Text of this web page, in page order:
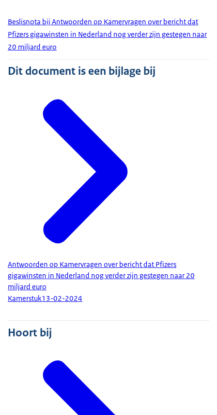
Beslisnota bij Antwoorden op Kamervragen over bericht dat
Pfizers gigawinsten in Nederland nog verder zijn gestegen naar
20 miljard euro
Dit document is een bijlage bij
Antwoorden op Kamervragen over bericht dat Pfizers
gigawinsten in Nederland nog verder zijn gestegen naar 20
miljard euro
Kamerstuk13-02-2024
Hoort bij